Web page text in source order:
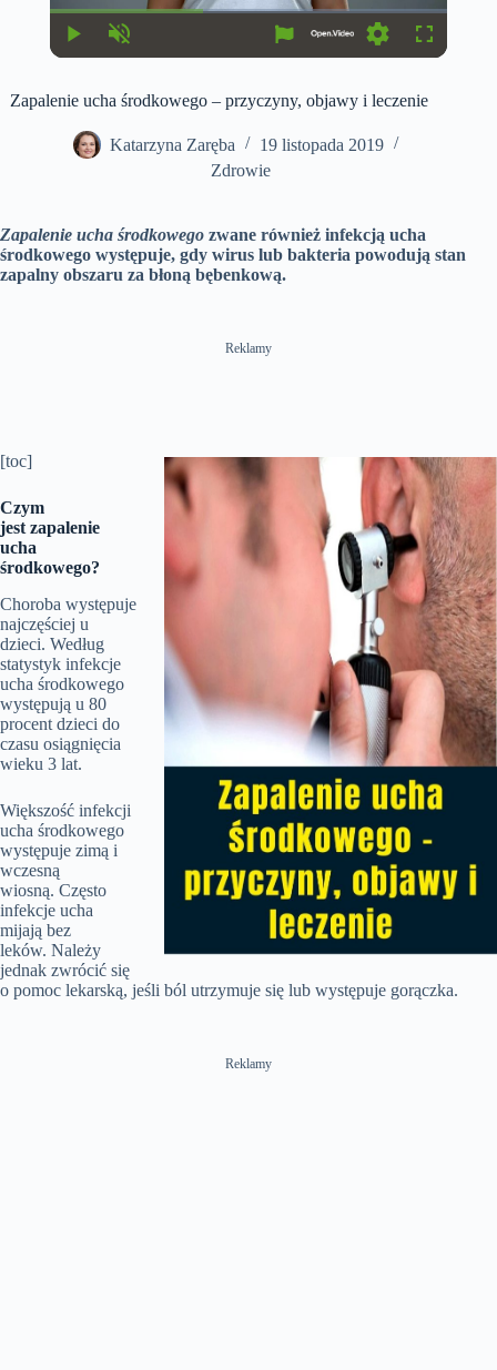
y
u
u
r
e
t
T
i
m
e
u
t
o
n
t
g
l
Zapalenie ucha środkowego – przyczyny, objawy i leczenie
Katarzyna Zaręba
19 listopada 2019
Zdrowie
Zapalenie ucha środkowego zwane również infekcją ucha
środkowego występuje, gdy wirus lub bakteria powodują stan
zapalny obszaru za błoną bębenkową.
Reklamy
[toc]
Czym
jest zapalenie
ucha
środkowego?
Choroba występuje
najczęściej u
dzieci. Według
statystyk infekcje
ucha środkowego
występują u 80
procent dzieci do
czasu osiągnięcia
wieku 3 lat.
Większość infekcji
ucha środkowego
występuje zimą i
wczesną
wiosną. Często
infekcje ucha
mijają bez
leków. Należy
jednak zwrócić się
o pomoc lekarską, jeśli ból utrzymuje się lub występuje gorączka.
Reklamy